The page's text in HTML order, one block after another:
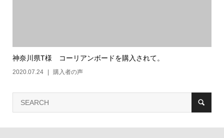
神奈川県T様 コーリアンボードを購入されて。
2020.07.24 購入者の声